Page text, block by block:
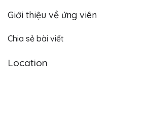
Giới thiệu về ứng viên
Chia sẻ bài viết
Location